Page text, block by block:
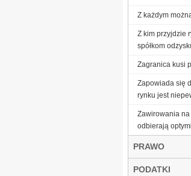
Z każdym
Z kim przyjdzie
spółkom
Zagranica kusi
Zapowiada się
rynku jest
Zawirowania
odbierają
PRAWO
PODATKI